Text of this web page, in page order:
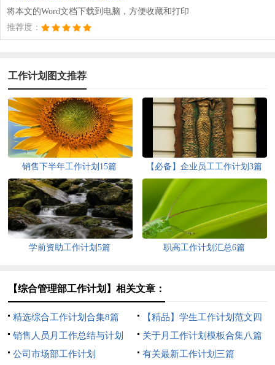
将本文的Word文档下载到电脑，方便收藏和打印
推荐度：
工作计划图文推荐
销售下半年工作计划15篇 【必备】企业员工工作计划3篇
学前资助工作计划5篇 职高工作计划汇总6篇
【综合管理部工作计划】相关文章：
精选综合工作计划合集8篇
【精品】学生工作计划范文四
篇
销售人员月工作总结与计划
关于月工作计划模板合集八篇
公司市场部工作计划
有关最新工作计划三篇